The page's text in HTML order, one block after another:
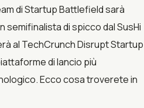
di Startup Battlefield sarà
di spicco dal SusHi
al TechCrunch Disrupt Startup
di lancio più
Ecco cosa troverete in